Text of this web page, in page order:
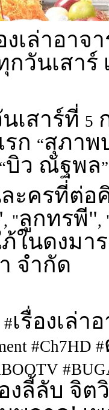
งเล่าอาจ
วันเสาร์
เสาร์ที่ 5
ก “สุภาพ
“บิว ณัฐพล”
ะครที่ต่อ
, "ลูกทรพี",
ภ้ในดงมา
จำกัด
#เรื่องเล่า
#Ch7HD #
องลี้ลับ จิ